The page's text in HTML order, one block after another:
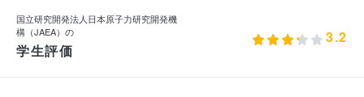
国立研究開発法人日本原子力研究開発機
構（JAEA）の
学生評価
3.2